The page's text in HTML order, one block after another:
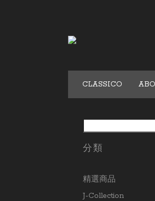
CLASSICO
分類
精選商品
J-Collection